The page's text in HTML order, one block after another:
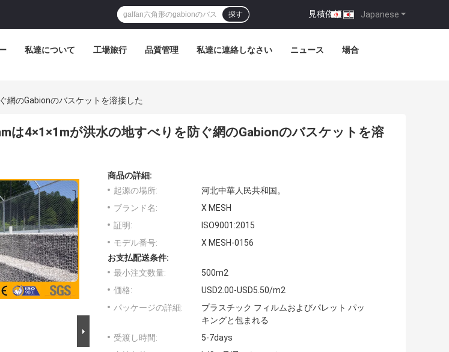
Japanese
見積依頼 |
探す
私達について 工場旅行 品質管理 私達に連絡しなさい ニュース 場合
網のGabionのバスケットを溶接した
は4×1×1mが洪水の地すべりを防ぐ網のGabionのバスケットを溶
商品の詳細:
起源の場所:
河北中華人民共和国。
ブランド名:
X MESH
証明:
ISO9001:2015
モデル番号:
X MESH-0156
お支払配送条件:
最小注文数量:
500m2
価格:
USD2.00-USD5.50/m2
パッケージの詳細:
プラスチック フィルムおよびパレット パッ
キングと包まれる
受渡し時間:
5-7days